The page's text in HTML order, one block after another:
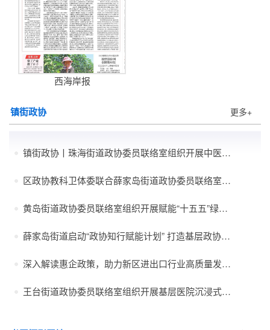
西海岸报
镇街政协 更多+
镇街政协丨珠海街道政协委员联络室组织开展中医药诊疗...
区政协教科卫体委联合薛家岛街道政协委员联络室 组织...
黄岛街道政协委员联络室组织开展赋能“十五五”绿色低...
薛家岛街道启动“政协知行赋能计划” 打造基层政协履...
深入解读惠企政策，助力新区进出口行业高质量发展 |...
王台街道政协委员联络室组织开展基层医院沉浸式体验专...